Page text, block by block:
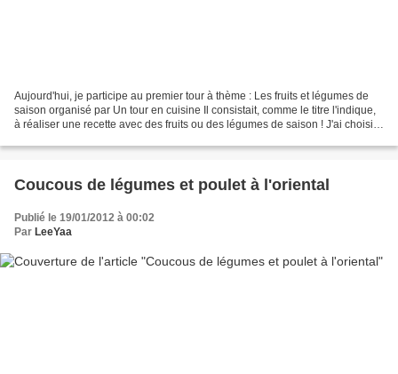
Aujourd'hui, je participe au premier tour à thème : Les fruits et légumes de
saison organisé par Un tour en cuisine Il consistait, comme le titre l'indique,
à réaliser une recette avec des fruits ou des légumes de saison ! J'ai choisis
Coucous de légumes et poulet à l'oriental
Publié le 19/01/2012 à 00:02
Par LeeYaa